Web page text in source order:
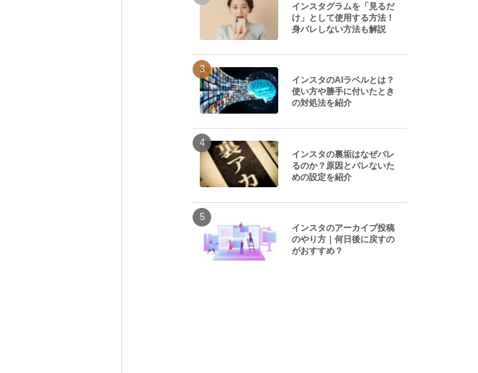
インスタグラムを「見るだ
け」として使用する方法！
身バレしない方法も解説
インスタのAIラベルとは？
使い方や勝手に付いたとき
の対処法を紹介
インスタの裏垢はなぜバレ
るのか？原因とバレないた
めの設定を紹介
インスタのアーカイブ投稿
のやり方｜何日後に戻すの
がおすすめ？